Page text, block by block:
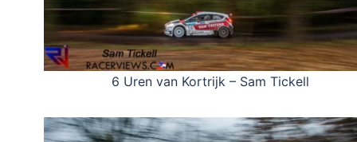
6 Uren van Kortrijk – Sam Tickell